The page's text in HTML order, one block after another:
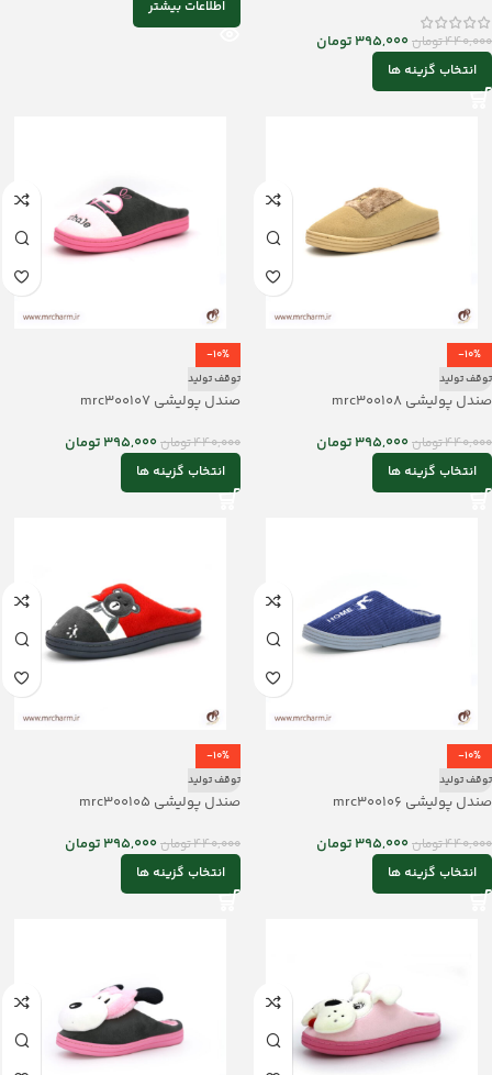
440,000تومان395,000تومان
انتخاب گزینه ها
اطلاعات بیشتر
-10%
توقف تولید
صندل پولیشی mrc300108
440,000تومان395,000تومان
انتخاب گزینه ها
-10%
توقف تولید
صندل پولیشی mrc300107
440,000تومان395,000تومان
انتخاب گزینه ها
-10%
توقف تولید
صندل پولیشی mrc300106
440,000تومان395,000تومان
انتخاب گزینه ها
-10%
توقف تولید
صندل پولیشی mrc300105
440,000تومان395,000تومان
انتخاب گزینه ها